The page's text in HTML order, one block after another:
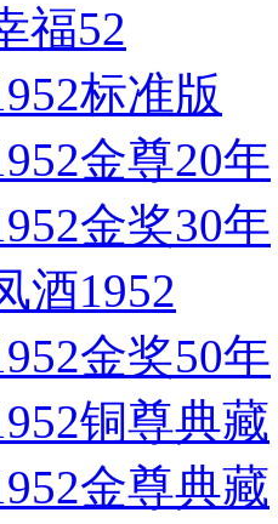
福52
标准版
金尊20年
金奖30年
酒1952
金奖50年
铜尊典藏
金尊典藏